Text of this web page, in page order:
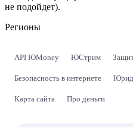
не подойдет).
Регионы
API ЮMoney ЮСтрим
Безопасность в интернете
Карта сайта Про деньги